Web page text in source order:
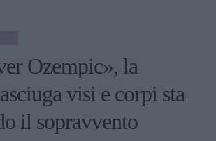
Ozempic», la
visi e corpi sta
il sopravvento